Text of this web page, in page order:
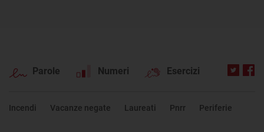
Parole Numeri Esercizi
Incendi Vacanze negate Laureati Pnrr Periferie